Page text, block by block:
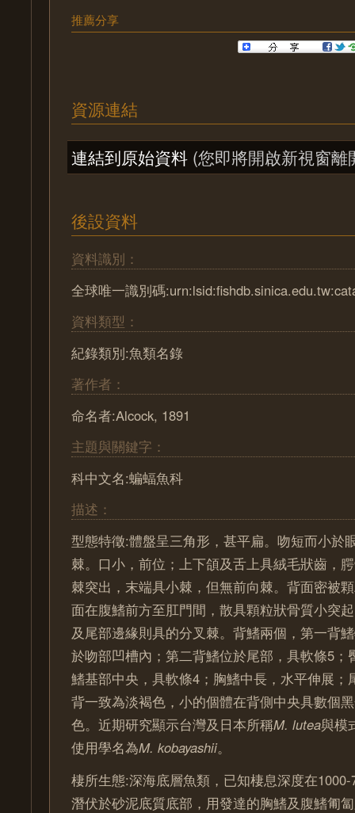
推薦分享
資源連結
連結到原始資料 (您即將開啟新視窗離
後設資料
資料識別：
全球唯一識別碼
資料類型：
紀錄類別:魚類名錄
著作者：
命名者:Alcock, 1891
主題與關鍵字：
科中文名:蝙蝠魚科
描述：
型態特徵:體盤呈三角形，甚平扁。吻短而小於
棘。口小，前位；上下頜及舌上具絨毛狀齒，
棘突出，末端具小棘，但無前向棘。背面密被
面在腹鰭前方至肛門間，散具顆粒狀骨質小突
及尾部邊緣則具的分叉棘。背鰭兩個，第一背
於吻部凹槽內；第二背鰭位於尾部，具軟條5；
鰭基部中央，具軟條4；胸鰭中長，水平伸展；
背一致為淡褐色，小的個體在背側中央具數個
色。近期研究顯示台灣及日本所稱M. lutea與模
使用學名為M. kobayashii。
棲所生態:深海底層魚類，已知棲息深度在
潛伏於砂泥底質底部，用發達的胸鰭及腹鰭匍